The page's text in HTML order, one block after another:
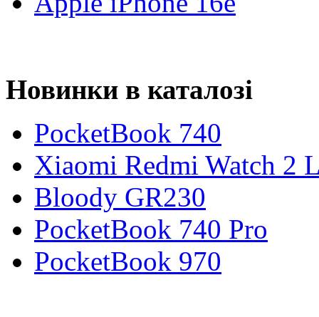
Новинки в каталозі
PocketBook 740
Xiaomi Redmi Watch 2
Bloody GR230
PocketBook 740 Pro
PocketBook 970